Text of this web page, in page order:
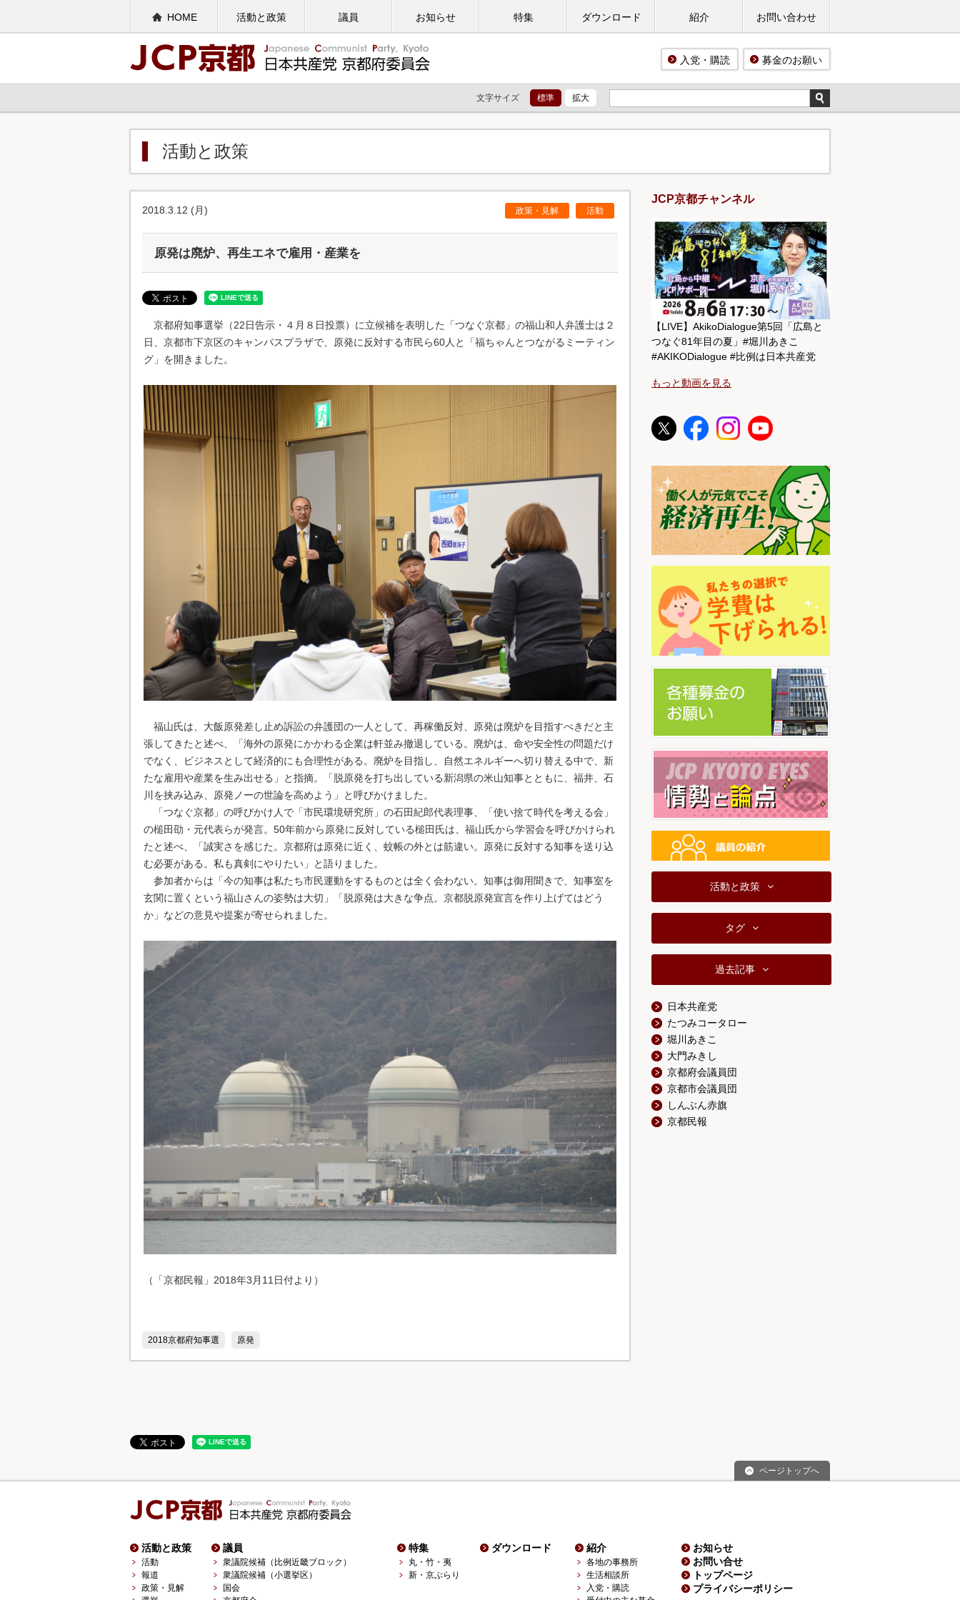
HOME 活動と政策 議員 お知らせ 特集 ダウンロード 紹介 お問い合わせ
入党・購読 募金のお願い
文字サイズ 標準 拡大
活動と政策
2018.3.12 (月) 政策・見解 活動
原発は廃炉、再生エネで雇用・産業を
京都府知事選挙（22日告示・４月８日投票）に立候補を表明した「つなぐ京都」の福山和人弁護士は２
日、京都市下京区のキャンパスプラザで、原発に反対する市民ら60人と「福ちゃんとつながるミーティン
グ」を開きました。
福山氏は、大飯原発差し止め訴訟の弁護団の一人として、再稼働反対、原発は廃炉を目指すべきだと主
張してきたと述べ、「海外の原発にかかわる企業は軒並み撤退している。廃炉は、命や安全性の問題だけ
でなく、ビジネスとして経済的にも合理性がある。廃炉を目指し、自然エネルギーへ切り替える中で、新
たな雇用や産業を生み出せる」と指摘。「脱原発を打ち出している新潟県の米山知事とともに、福井、石
川を挟み込み、原発ノーの世論を高めよう」と呼びかけました。
「つなぐ京都」の呼びかけ人で「市民環境研究所」の石田紀郎代表理事、「使い捨て時代を考える会」
の槌田劭・元代表らが発言。50年前から原発に反対している槌田氏は、福山氏から学習会を呼びかけられ
たと述べ、「誠実さを感じた。京都府は原発に近く、蚊帳の外とは筋違い。原発に反対する知事を送り込
む必要がある。私も真剣にやりたい」と語りました。
参加者からは「今の知事は私たち市民運動をするものとは全く会わない。知事は御用聞きで、知事室を
玄関に置くという福山さんの姿勢は大切」「脱原発は大きな争点。京都脱原発宣言を作り上げてはどう
か」などの意見や提案が寄せられました。
（「京都民報」2018年3月11日付より）
2018京都府知事選 原発
JCP京都チャンネル
【LIVE】AkikoDialogue第5回「広島と
つなぐ81年目の夏」#堀川あきこ
#AKIKODialogue #比例は日本共産党
もっと動画を見る
活動と政策
タグ
過去記事
日本共産党
たつみコータロー
堀川あきこ
大門みきし
京都府会議員団
京都市会議員団
しんぶん赤旗
京都民報
ページトップへ
活動と政策
活動
報道
政策・見解
議員
衆議院候補（比例近畿ブロック）
衆議院候補（小選挙区）
国会
特集
丸・竹・夷
新・京ぶらり
ダウンロード 紹介
各地の事務所
生活相談所
入党・購読
お知らせ
お問い合せ
トップページ
プライバシーポリシー